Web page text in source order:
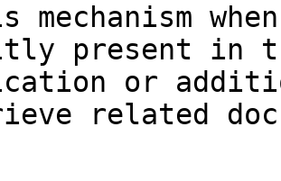
mechanism
present in
or